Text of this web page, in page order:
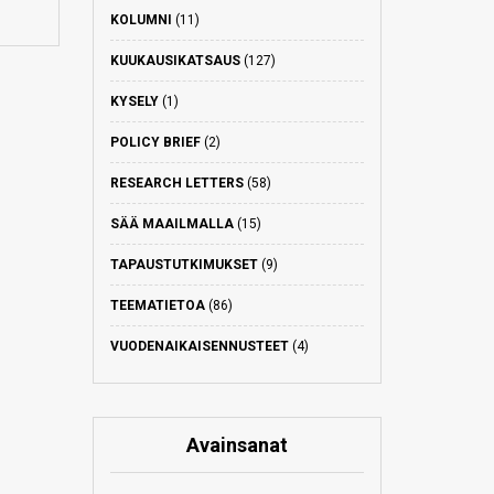
KOLUMNI (11)
KUUKAUSIKATSAUS(127)
KYSELY(1)
POLICY BRIEF(2)
RESEARCH LETTERS(58)
SÄÄ MAAILMALLA(15)
TAPAUSTUTKIMUKSET(9)
TEEMATIETOA(86)
VUODENAIKAISENNUSTEET(4)
Avainsanat